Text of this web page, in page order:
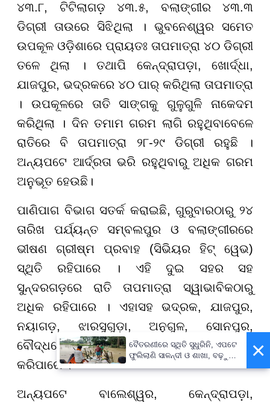
୪୩.୮, ଟିଟିଲାଗଡ଼ ୪୩.୫, ବଲାଙ୍ଗୀର ୪୩.୩
ଡିଗ୍ରୀ ତାଉରେ ସିଝିଥିଲା । ଭୁବନେଶ୍ୱର ସମେତ
ଉପକୂଳ ଓଡ଼ିଶାରେ ପ୍ରାୟତଃ ତାପମାତ୍ରା ୪୦ ଡିଗ୍ରୀ
ତଳେ ଥିଲା । ତଥାପି କେନ୍ଦ୍ରାପଡ଼ା, ଖୋର୍ଦ୍ଧା,
ଯାଜପୁର, ଭଦ୍ରକରେ ୪୦ ପାର୍ କରିଥିଲା ତାପମାତ୍ରା
। ଉପକୂଳରେ ତାତି ସାଙ୍ଗକୁ ଗୁଳୁଗୁଳି ନାକେଦମ
କରିଥିଲା । ଦିନ ତମାମ ଗରମ ଲାଗି ରହୁଥିବାବେଳେ
ରାତିରେ ବି ତାପମାତ୍ରା ୨୮-୨୯ ଡିଗ୍ରୀ ରହୁଛି ।
ଅନ୍ୟପଟେ ଆର୍ଦ୍ରତା ଭରି ରହୁଥିବାରୁ ଅଧିକ ଗରମ
ଅନୁଭୂତ ହେଉଛି।
ପାଣିପାଗ ବିଭାଗ ସତର୍କ କରାଇଛି, ଗୁରୁବାରଠାରୁ ୨୪
ତାରିଖ ପର୍ଯ୍ୟନ୍ତ ସମ୍ବଲପୁର ଓ ବଲାଙ୍ଗୀରରେ
ଭୀଷଣ ଗ୍ରୀଷ୍ମ ପ୍ରବାହ (ସିଭିୟର ହିଟ୍ ୱେଭ)
ସ୍ଥିତି ରହିପାରେ । ଏହି ଦୁଇ ସହର ସହ
ସୁନ୍ଦରଗଡ଼ରେ ରାତି ତାପମାତ୍ରା ସ୍ୱାଭାବିକଠାରୁ
ଅଧିକ ରହିପାରେ । ଏହାସହ ଭଦ୍ରକ, ଯାଜପୁର,
ନୟାଗଡ଼, ଝାରସୁଗୁଡ଼ା, ଅନୁଗୁଳ, ସୋନପୁର,
ବୌଦ୍ଧରେ ଗ୍ରୀଷ୍ମ ପ୍ରବାହ (ହିଟ୍ ୱେଭ୍) କଲବଲ
କରିପାରେ ।
ଅନ୍ୟପଟେ ବାଲେଶ୍ୱର, କେନ୍ଦ୍ରାପଡ଼ା,
×
ବୈତରଣୀରେ ସ୍ଥିତି ସୁଧୁରିନି, ଏପଟେ
ଫୁଲିଲାଣି ସାଳନ୍ଦୀ ଓ ଶାଖା, ବଢ଼ୁଛି